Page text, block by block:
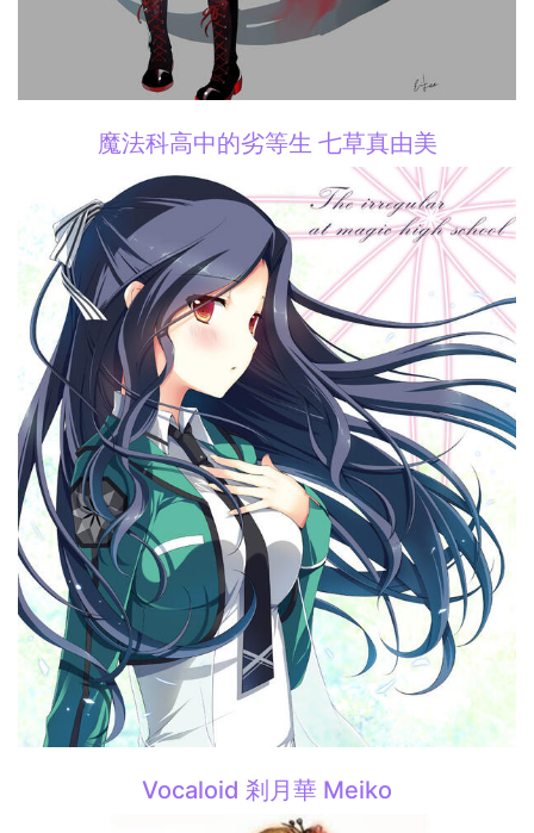
魔法科高中的劣等生 七草真由美
Vocaloid 剎月華 Meiko